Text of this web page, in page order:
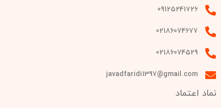
09125241726
02186074677
02186074529
javadfaridi1397@gmail.com
نماد اعتماد